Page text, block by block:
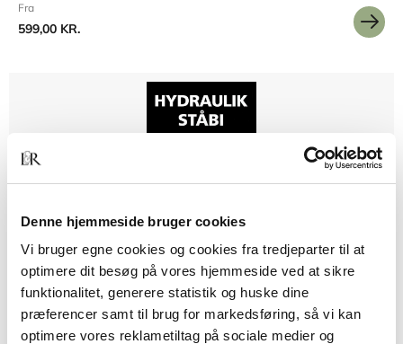
Denne hjemmeside bruger cookies
Vi bruger egne cookies og cookies fra tredjeparter til at
optimere dit besøg på vores hjemmeside ved at sikre
funktionalitet, generere statistik og huske dine
præferencer samt til brug for markedsføring, så vi kan
optimere vores reklametiltag på sociale medier og
Fra
599,00 KR.
Hardcover
Hydraulik ståbi
Bent Halling Birger Bech Jensen Ernst Lyngbæk Finn D. Kristensen